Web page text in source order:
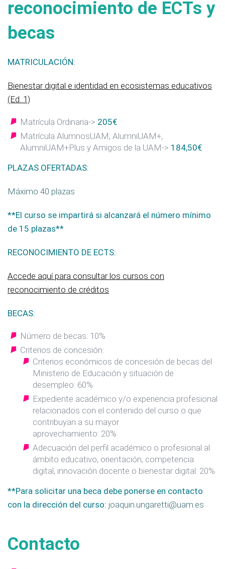
reconocimiento de ECTs y
becas
MATRICULACIÓN:
Bienestar digital e identidad en ecosistemas educativos
(Ed. 1)
Matrícula Ordinaria-> 205€
Matrícula AlumnosUAM, AlumniUAM+,
AlumniUAM+Plus y Amigos de la UAM-> 184,50€
PLAZAS OFERTADAS:
Máximo 40 plazas
**El curso se impartirá si alcanzará el número mínimo
de 15 plazas**
RECONOCIMIENTO DE ECTS:
Accede aquí para consultar los cursos con
reconocimiento de créditos
BECAS:
Número de becas: 10%
Criterios de concesión:
Criterios económicos de concesión de becas del
Ministerio de Educación y situación de
desempleo: 60%
Expediente académico y/o experiencia profesional
relacionados con el contenido del curso o que
contribuyan a su mayor
aprovechamiento: 20%
Adecuación del perfil académico o profesional al
ámbito educativo, orientación, competencia
digital, innovación docente o bienestar digital: 20%
**Para solicitar una beca debe ponerse en contacto
con la dirección del curso: joaquin.ungaretti@uam.es
Contacto